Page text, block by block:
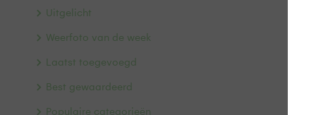
Uitgelicht
Weerfoto van de week
Laatst toegevoegd
Best gewaardeerd
Populaire categorieën